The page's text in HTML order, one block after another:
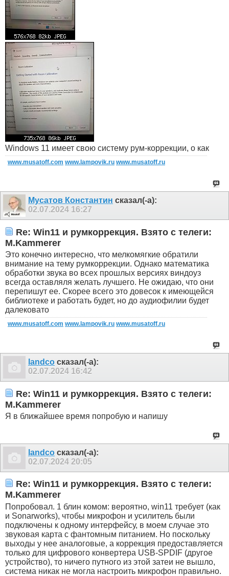
Windows 11 имеет свою систему рум-коррекции, о как
www.musatoff.com www.lampovik.ru www.musatoff.ru
Мусатов Константин сказал(-а):
02.07.2024 16:27
Re: Win11 и румкоррекция. Взято с телеги:
M.Kammerer
Это конечно интересно, что мелкомягкие обратили
внимание на тему румкоррекции. Однако математика
обработки звука во всех прошлых версиях виндоуз
всегда оставляля желать лучшего. Не ожидаю, что они
перепишут ее. Скорее всего это довесок к имеющейся
библиотеке и работать будет, но до аудиофилии будет
далековато
www.musatoff.com www.lampovik.ru www.musatoff.ru
landco сказал(-а):
02.07.2024 16:42
Re: Win11 и румкоррекция. Взято с телеги:
M.Kammerer
Я в ближайшее время попробую и напишу
landco сказал(-а):
02.07.2024 20:05
Re: Win11 и румкоррекция. Взято с телеги:
M.Kammerer
Попробовал. 1 блин комом: вероятно, win11 требует (как
и Sonarworks), чтобы микрофон и усилитель были
подключены к одному интерфейсу, в моем случае это
звуковая карта с фантомным питанием. Но поскольку
выходы у нее аналоговые, а коррекция предоставляется
только для цифрового конвертера USB-SPDIF (другое
устройство), то ничего путного из этой затеи не вышло,
система никак не могла настроить микрофон правильно.